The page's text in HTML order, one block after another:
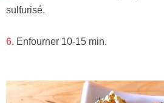
sulfurisé.
6. Enfourner 10-15 min.